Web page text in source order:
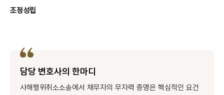
조정성립
담당 변호사의 한마디
사해행위취소소송에서 채무자의 무자력 증명은 핵심적인 요건